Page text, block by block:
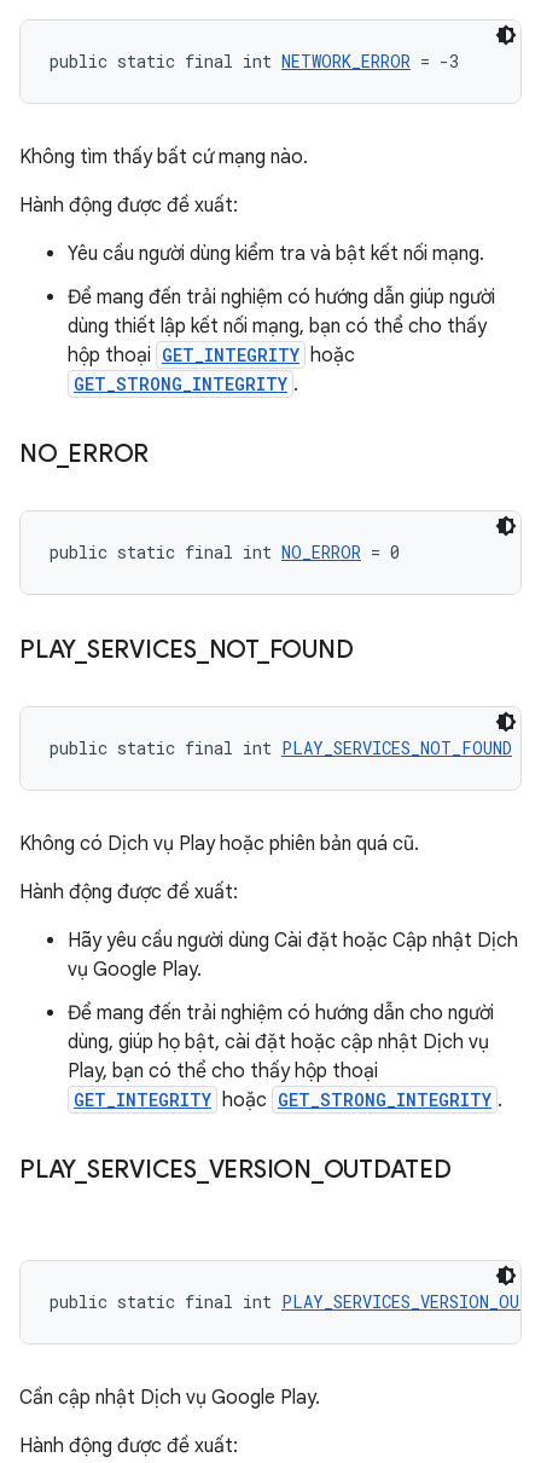
public static final int NETWORK_ERROR = -3
Không tìm thấy bất cứ mạng nào.
Hành động được đề xuất:
Yêu cầu người dùng kiểm tra và bật kết nối mạng.
Để mang đến trải nghiệm có hướng dẫn giúp người
dùng thiết lập kết nối mạng, bạn có thể cho thấy
hộp thoại GET_INTEGRITY hoặc
GET_STRONG_INTEGRITY .
NO_ ERROR
public static final int NO_ERROR = 0
PLAY_ SERVICES_ NOT_ FOUND
public static final int PLAY_SERVICES_NOT_FOUND
Không có Dịch vụ Play hoặc phiên bản quá cũ.
Hành động được đề xuất:
Hãy yêu cầu người dùng Cài đặt hoặc Cập nhật Dịch
vụ Google Play.
Để mang đến trải nghiệm có hướng dẫn cho người
dùng, giúp họ bật, cài đặt hoặc cập nhật Dịch vụ
Play, bạn có thể cho thấy hộp thoại
GET_INTEGRITY hoặc GET_STRONG_INTEGRITY .
PLAY_ SERVICES_ VERSION OUTDATED
public static final int
Cần cập nhật Dịch vụ Google Play.
Hành động được đề xuất: